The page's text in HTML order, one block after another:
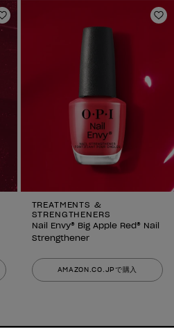
ほしいものリストに追加 ほ
TREATMENTS &
STRENGTHENERS
Nail Envy® Big Apple Red® Nail
Strengthener
AMAZON.CO.JPで購入